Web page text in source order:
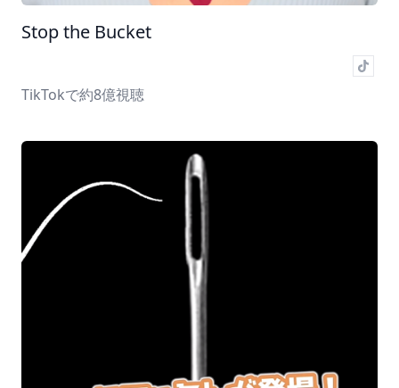
Stop the Bucket
TikTokで約8億視聴